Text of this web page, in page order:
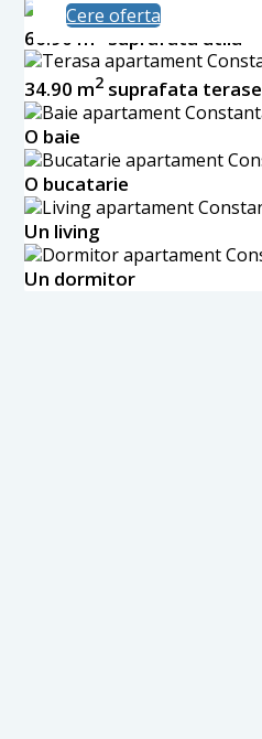
Cere oferta
66.90 m2 suprafata utila
34.90 m2 suprafata terase
O baie
O bucatarie
Un living
Un dormitor